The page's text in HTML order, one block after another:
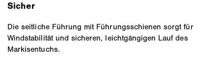
Sicher
Die seitliche Führung mit Führungsschienen sorgt für
Windstabilität und sicheren, leichtgängigen Lauf des
Markisentuchs.